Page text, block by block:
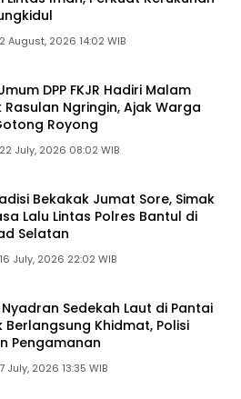
2 August, 2026 14:02 WIB
DPP FKJR Hadiri Malam
Rasulan Ngringin, Ajak Warga
Royong
22 July, 2026 08:02 WIB
Bekakak Jumat Sore, Simak
Lalu Lintas Polres Bantul di
Selatan
16 July, 2026 22:02 WIB
Sedekah Laut di Pantai
Berlangsung Khidmat, Polisi
Pengamanan
7 July, 2026 13:35 WIB